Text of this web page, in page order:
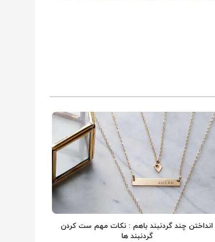
انداختن چند گردنبند باهم : نکات مهم ست کردن
گردنبند ها